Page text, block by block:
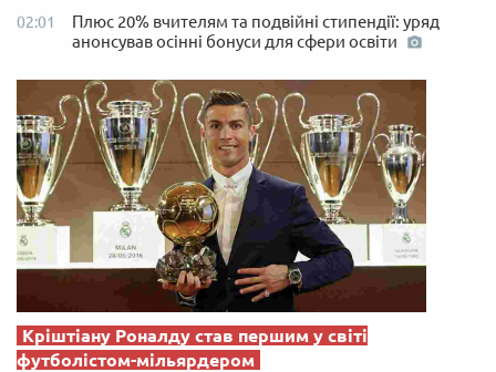
02:01
Плюс 20% вчителям та подвійні стипендії: уряд
анонсував осінні бонуси для сфери освіти
Кріштіану Роналду став першим у світі
футболістом-мільярдером